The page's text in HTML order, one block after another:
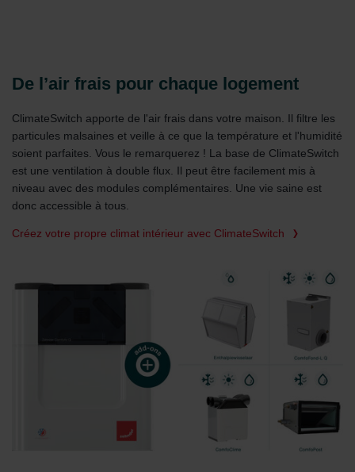
De l’air frais pour chaque logement
ClimateSwitch apporte de l'air frais dans votre maison. Il filtre les
particules malsaines et veille à ce que la température et l'humidité
soient parfaites. Vous le remarquerez ! La base de ClimateSwitch
est une ventilation à double flux. Il peut être facilement mis à
niveau avec des modules complémentaires. Une vie saine est
donc accessible à tous.
Créez votre propre climat intérieur avec ClimateSwitch